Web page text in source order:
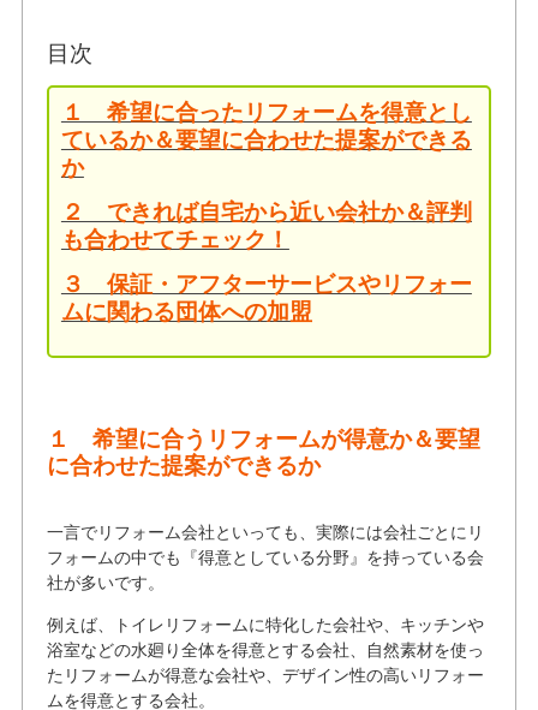
目次
１ 希望に合ったリフォームを得意とし
ているか＆要望に合わせた提案ができる
か
２ できれば自宅から近い会社か＆評判
も合わせてチェック！
３ 保証・アフターサービスやリフォー
ムに関わる団体への加盟
１ 希望に合うリフォームが得意か＆要望
に合わせた提案ができるか
一言でリフォーム会社といっても、実際には会社ごとにリ
フォームの中でも『得意としている分野』を持っている会
社が多いです。
例えば、トイレリフォームに特化した会社や、キッチンや
浴室などの水廻り全体を得意とする会社、自然素材を使っ
たリフォームが得意な会社や、デザイン性の高いリフォー
ムを得意とする会社。